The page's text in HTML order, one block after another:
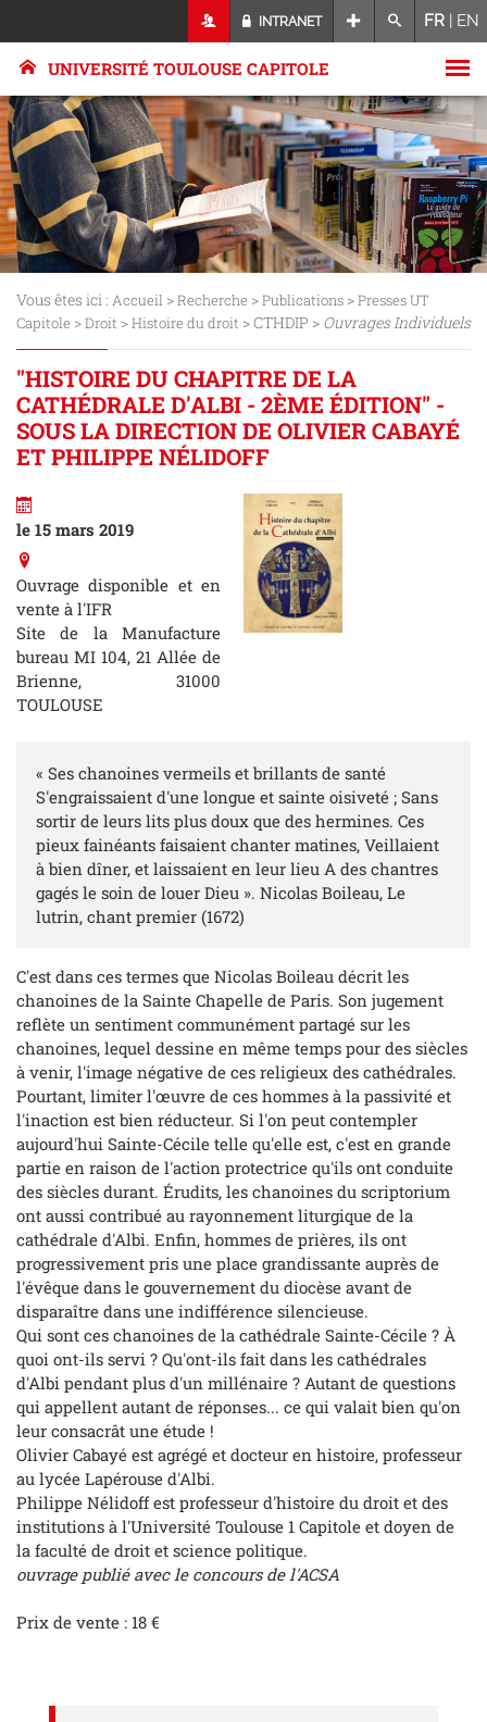
INTRANET FR | EN
UNIVERSITÉ TOULOUSE CAPITOLE
Vous êtes ici : Accueil >Recherche >Publications >Presses UT
Capitole >Droit >Histoire du droit > CTHDIP > Ouvrages Individuels
"HISTOIRE DU CHAPITRE DE LA
CATHÉDRALE D'ALBI - 2ÈME ÉDITION" -
SOUS LA DIRECTION DE OLIVIER CABAYÉ
ET PHILIPPE NÉLIDOFF
le 15 mars 2019
Ouvrage disponible et en
vente à l'IFR
Site de la Manufacture
bureau MI 104, 21 Allée de
Brienne, 31000
TOULOUSE
« Ses chanoines vermeils et brillants de santé
S'engraissaient d'une longue et sainte oisiveté ; Sans
sortir de leurs lits plus doux que des hermines. Ces
pieux fainéants faisaient chanter matines, Veillaient
à bien dîner, et laissaient en leur lieu A des chantres
gagés le soin de louer Dieu ». Nicolas Boileau, Le
lutrin, chant premier (1672)
C'est dans ces termes que Nicolas Boileau décrit les
chanoines de la Sainte Chapelle de Paris. Son jugement
reflète un sentiment communément partagé sur les
chanoines, lequel dessine en même temps pour des siècles
à venir, l'image négative de ces religieux des cathédrales.
Pourtant, limiter l'œuvre de ces hommes à la passivité et
l'inaction est bien réducteur. Si l'on peut contempler
aujourd'hui Sainte-Cécile telle qu'elle est, c'est en grande
partie en raison de l'action protectrice qu'ils ont conduite
des siècles durant. Érudits, les chanoines du scriptorium
ont aussi contribué au rayonnement liturgique de la
cathédrale d'Albi. Enfin, hommes de prières, ils ont
progressivement pris une place grandissante auprès de
l'évêque dans le gouvernement du diocèse avant de
disparaître dans une indifférence silencieuse.
Qui sont ces chanoines de la cathédrale Sainte-Cécile ? À
quoi ont-ils servi ? Qu'ont-ils fait dans les cathédrales
d'Albi pendant plus d'un millénaire ? Autant de questions
qui appellent autant de réponses... ce qui valait bien qu'on
leur consacrât une étude !
Olivier Cabayé est agrégé et docteur en histoire, professeur
au lycée Lapérouse d'Albi.
Philippe Nélidoff est professeur d'histoire du droit et des
institutions à l'Université Toulouse 1 Capitole et doyen de
la faculté de droit et science politique.
ouvrage publié avec le concours de l'ACSA
Prix de vente : 18 €